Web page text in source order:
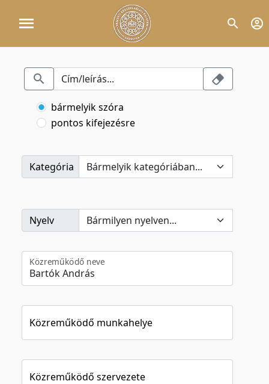
bármelyik szóra
pontos kifejezésre
Kategória
Nyelv
Közreműködő neve
Közreműködő munkahelye
Közreműködő szervezete